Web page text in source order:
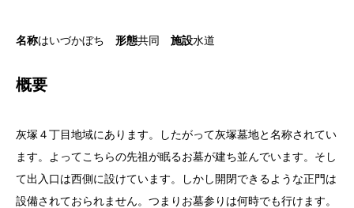
名称はいづかぼち 形態共同 施設水道
概要
灰塚４丁目地域にあります。したがって灰塚墓地と名称されてい
ます。よってこちらの先祖が眠るお墓が建ち並んでいます。そし
て出入口は西側に設けています。しかし開閉できるような正門は
設備されておられません。つまりお墓参りは何時でも行けます。